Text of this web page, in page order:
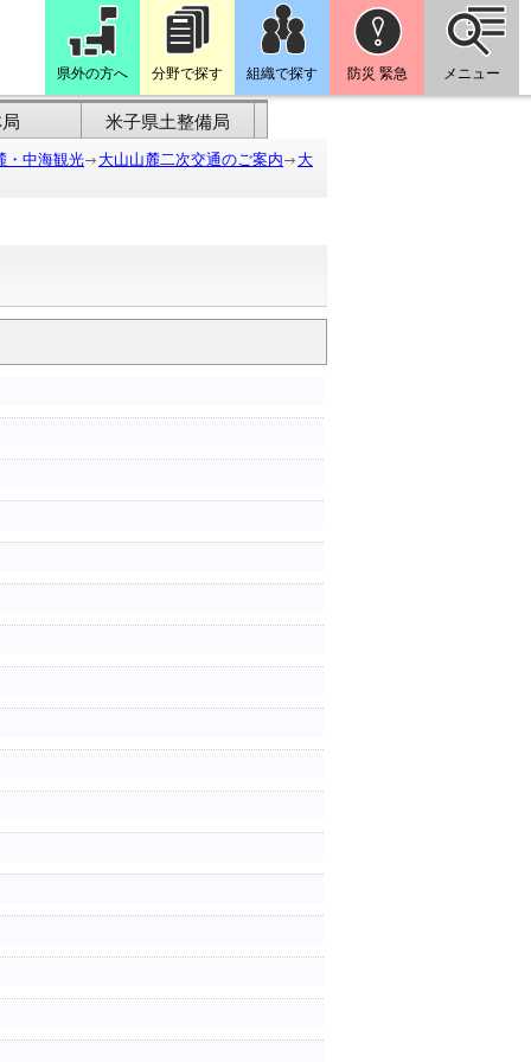
県外の方へ 分野で探す 組織で探す 防災 緊急 メニュー
米子県土整備局
・中海観光 大山山麓二次交通のご案内 大